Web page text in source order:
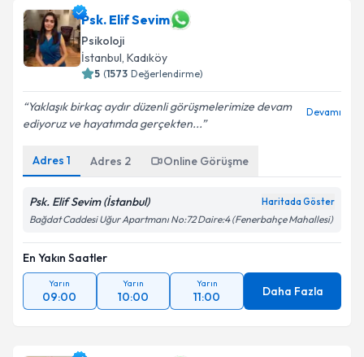
E-posta Adresiniz
Kişisel verilerimin işlenmesine ilişkinAydınlatma
Metni'ni okudum ve kişisel verilerimin belirtilen
Psk. Elif Sevim
Psikoloji
İstanbul, Kadıköy
5 (1573 Değerlendirme)
Yaklaşık birkaç aydır düzenli görüşmelerimize devam
ediyoruz ve hayatımda gerçekten...
Devamı
Adres 1 Adres 2 Online Görüşme
Psk. Elif Sevim (İstanbul) Haritada Göster
Bağdat Caddesi Uğur Apartmanı No:72 Daire:4 (Fenerbahçe Mahallesi)
En Yakın Saatler
Yarın
09:00
Yarın
10:00
Yarın
11:00 Daha Fazla